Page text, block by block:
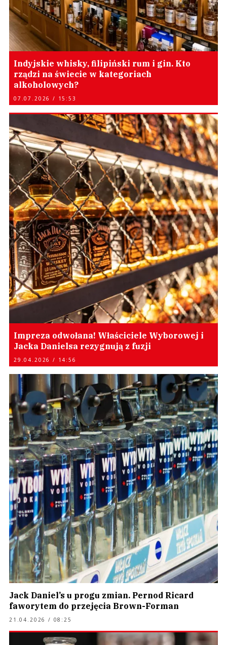
Indyjskie whisky, filipiński rum i gin. Kto
rządzi na świecie w kategoriach
alkoholowych?
07.07.2026 / 15:53
Impreza odwołana! Właściciele Wyborowej i
Jacka Danielsa rezygnują z fuzji
29.04.2026 / 14:56
Jack Daniel’s u progu zmian. Pernod Ricard
faworytem do przejęcia Brown-Forman
21.04.2026 / 08:25